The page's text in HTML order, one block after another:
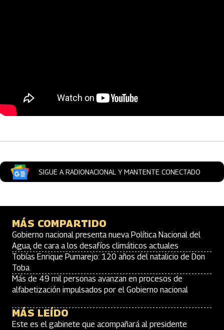
Artículos Player
SIGUE A RADIONACIONAL Y MANTENTE CONECTADO
MÁS COMPARTIDO
Gobierno nacional presenta nueva Política Nacional del
Agua, de cara a los desafíos climáticos actuales
Tobías Enrique Pumarejo: 120 años del natalicio de Don
Toba
Más de 49 mil personas avanzan en procesos de
alfabetización impulsados por el Gobierno nacional
MÁS LEÍDO
Este es el gabinete que acompañará al presidente